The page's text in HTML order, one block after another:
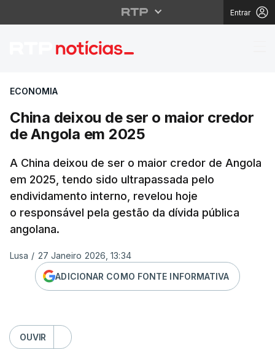
Entrar
China deixou de ser
ECONOMIA
China deixou de ser o maior credor
de Angola em 2025
A China deixou de ser o maior credor de Angola
em 2025, tendo sido ultrapassada pelo
endividamento interno, revelou hoje
o responsável pela gestão da dívida pública
angolana.
Lusa / 27 Janeiro 2026, 13:34
ADICIONAR COMO FONTE INFORMATIVA
OUVIR